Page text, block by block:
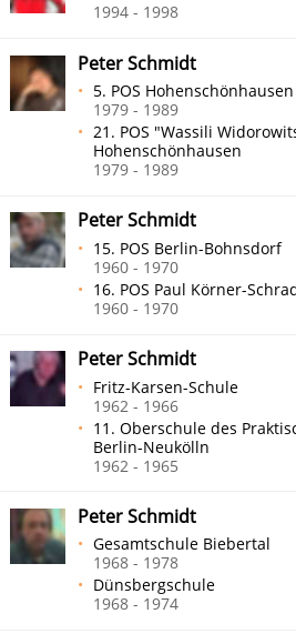
1994 - 1998
Peter Schmidt
5. POS Hohenschönhausen
1979 - 1989
21. POS "Wassili
Hohenschönhausen
1979 - 1989
Peter Schmidt
15. POS Berlin-Bohnsdorf
1960 - 1970
16. POS Paul Körner-
1960 - 1970
Peter Schmidt
Fritz-Karsen-Schule
1962 - 1966
11. Oberschule des
Berlin-Neukölln
1962 - 1965
Peter Schmidt
Gesamtschule Biebertal
1968 - 1978
Dünsbergschule
1968 - 1974